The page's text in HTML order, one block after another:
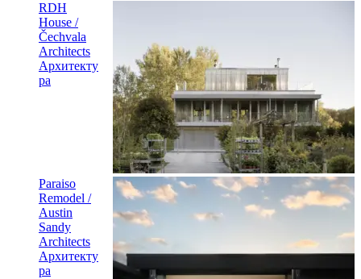
RDH
House /
Čechvala
Architects
Архитекту
ра
Paraiso
Remodel /
Austin
Sandy
Architects
Архитекту
ра